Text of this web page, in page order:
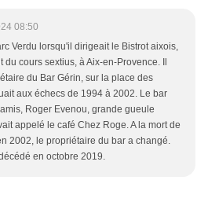
08:50
Verdu lorsqu'il dirigeait le Bistrot aixois,
cours sextius, à Aix-en-Provence. Il
du Bar Gérin, sur la place des
aux échecs de 1994 à 2002. Le bar
Roger Evenou, grande gueule
appelé le café Chez Roge. A la mort de
2002, le propriétaire du bar a changé.
en octobre 2019.